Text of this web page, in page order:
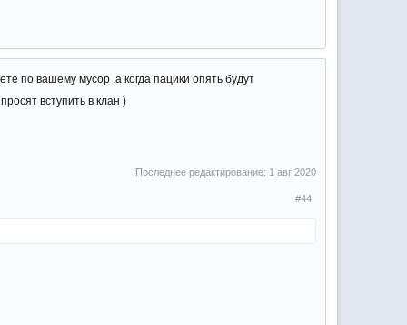
по вашему мусор .а когда пацики опять будут
вступить в клан )
Последнее редактирование: 1 авг 2020
#44